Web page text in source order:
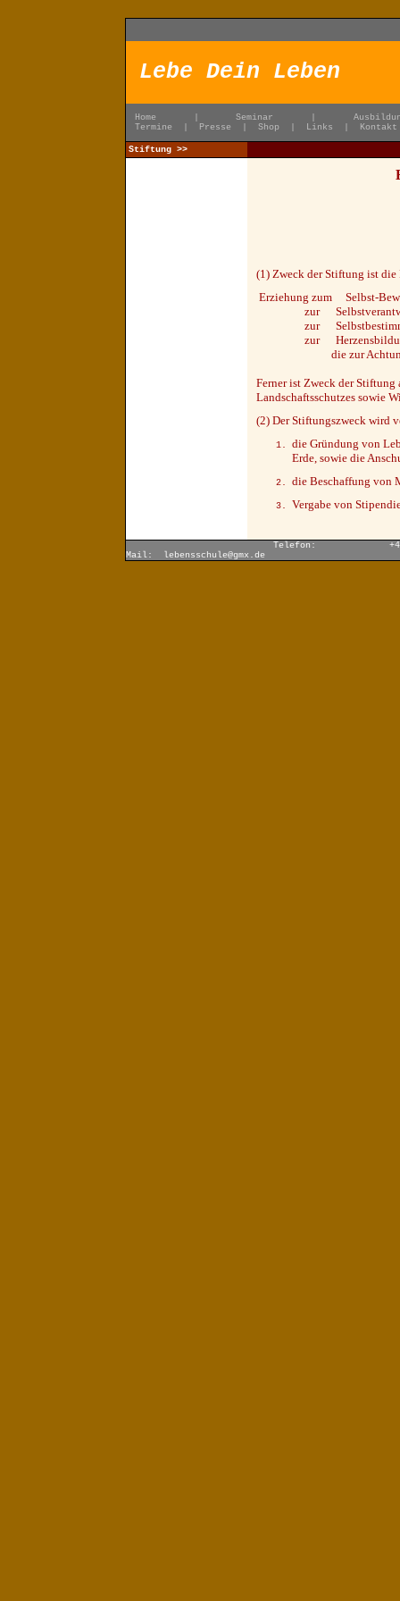
Lebe Dein Leben
Home |Seminar
Termine
Presse Shop Links
Stiftung >>
(1) Zweck der Stiftung ist
Erziehung zum Selbst-
zur
zur
zur
die zur Achtung und
Ferner ist Zweck der
Landschaftsschutzes sowie
(2) Der Stiftungszweck wird
die Gründung von
Erde, sowie die
die Beschaffung von
Vergabe von
Telefon: +49
Mail: lebensschule@gmx.de